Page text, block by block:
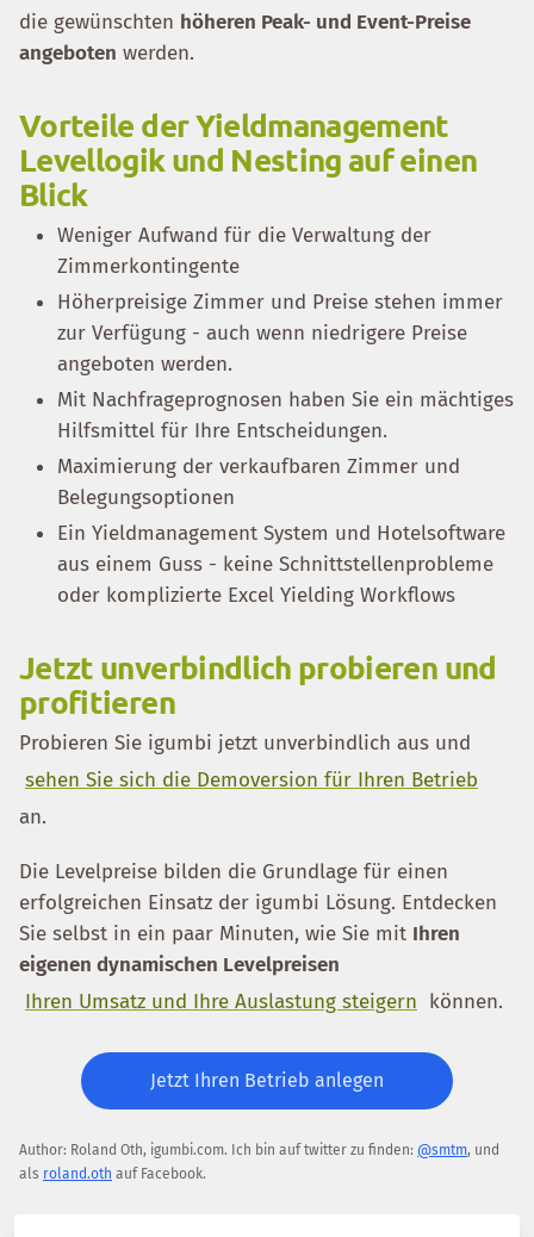
die gewünschten höheren Peak- und Event-Preise
angeboten werden.
Vorteile der Yieldmanagement
Levellogik und Nesting auf einen
Blick
Weniger Aufwand für die Verwaltung der
Zimmerkontingente
Höherpreisige Zimmer und Preise stehen immer
zur Verfügung - auch wenn niedrigere Preise
angeboten werden.
Mit Nachfrageprognosen haben Sie ein mächtiges
Hilfsmittel für Ihre Entscheidungen.
Maximierung der verkaufbaren Zimmer und
Belegungsoptionen
Ein Yieldmanagement System und Hotelsoftware
aus einem Guss - keine Schnittstellenprobleme
oder komplizierte Excel Yielding Workflows
Jetzt unverbindlich probieren und
profitieren
Probieren Sie igumbi jetzt unverbindlich aus und
sehen Sie sich die Demoversion für Ihren Betrieb
an.
Die Levelpreise bilden die Grundlage für einen
erfolgreichen Einsatz der igumbi Lösung. Entdecken
Sie selbst in ein paar Minuten, wie Sie mit Ihren
eigenen dynamischen Levelpreisen
Ihren Umsatz und Ihre Auslastung steigern können.
Jetzt Ihren Betrieb anlegen
Author: Roland Oth, igumbi.com. Ich bin auf twitter zu finden: @smtm, und
als roland.oth auf Facebook.